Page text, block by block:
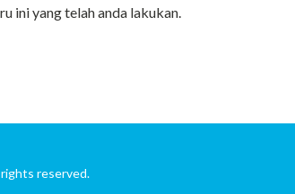
ini yang telah anda lakukan.
reserved.